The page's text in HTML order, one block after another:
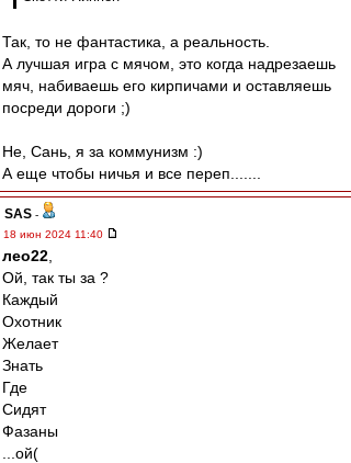
Так, то не фантастика, а реальность.
А лучшая игра с мячом, это когда надрезаешь
мяч, набиваешь его кирпичами и оставляешь
посреди дороги ;)
Не, Сань, я за коммунизм :)
А еще чтобы ничья и все переп.......
SAS -
18 июн 2024 11:40
лео22
Ой, так ты за ?
Каждый
Охотник
Желает
Знать
Где
Сидят
Фазаны
...ой(